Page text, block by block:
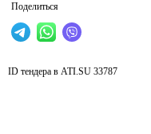
Поделиться
ID тендера в ATI.SU 33787